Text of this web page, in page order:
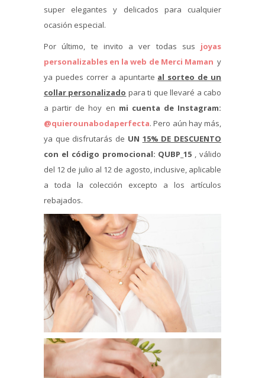
super elegantes y delicados para cualquier
ocasión especial.
Por último, te invito a ver todas sus joyas
personalizables en la web de Merci Maman y
ya puedes correr a apuntarte al sorteo de un
collar personalizado para ti que llevaré a cabo
a partir de hoy en mi cuenta de Instagram:
@quierounabodaperfecta. Pero aún hay más,
ya que disfrutarás de UN 15% DE DESCUENTO
con el código promocional: QUBP_15 , válido
del 12 de julio al 12 de agosto, inclusive, aplicable
a toda la colección excepto a los artículos
rebajados.